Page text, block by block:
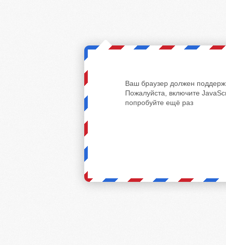
Ваш браузер должен
Пожалуйста, включите
попробуйте ещё раз